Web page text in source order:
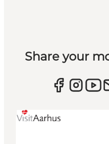
Share your